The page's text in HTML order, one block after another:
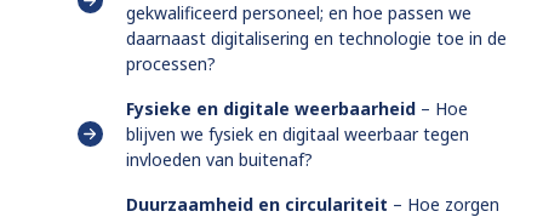
gekwalificeerd personeel; en hoe passen we
daarnaast digitalisering en technologie toe in de
processen?
Fysieke en digitale weerbaarheid – Hoe
blijven we fysiek en digitaal weerbaar tegen
invloeden van buitenaf?
Duurzaamheid en circulariteit – Hoe zorgen